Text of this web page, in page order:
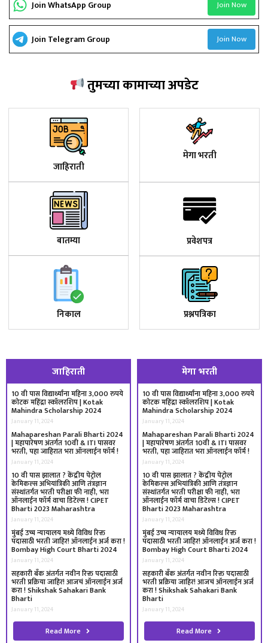
Join WhatsApp Group Join Now
Join Telegram Group Join Now
तुमच्या कामाच्या अपडेट
जाहिराती
मेगा भरती
बातम्या प्रवेशपत्र
निकाल प्रश्नपत्रिका
जाहिराती
10 वी पास विद्यार्थ्यांना महिना 3,000 रुपये
कोटक महिंद्रा स्कॉलरशिप | Kotak
Mahindra Scholarship 2024
January 11, 2024
Mahapareshan Parali Bharti 2024
| महापारेषण अंतर्गत 10वी & ITI पासवर
भरती, पहा जाहिरात भरा ऑनलाईन फॉर्म !
January 11, 2024
10 वी पास झालात ? केंद्रीय पेट्रोल
केमिकल्स अभियांत्रिकी आणि तंत्रज्ञान
संस्थांतर्गत भरती परीक्षा फी नाही, भरा
ऑनलाईन फॉर्म वाचा डिटेल्स ! CIPET
Bharti 2023 Maharashtra
January 11, 2024
मुंबई उच्च न्यायालय मध्ये विविध रिक्त
पदासाठी भरती जाहिर! ऑनलाईन अर्ज करा !
Bombay High Court Bharti 2024
January 11, 2024
सहकारी बँक अंतर्गत नवीन रिक्त पदासाठी
भरती प्रक्रिया जाहिर! आजचं ऑनलाईन अर्ज
करा ! Shikshak Sahakari Bank
Bharti
January 11, 2024
Read More
मेगा भरती
10 वी पास विद्यार्थ्यांना महिना 3,000 रुपये
कोटक महिंद्रा स्कॉलरशिप | Kotak
Mahindra Scholarship 2024
January 11, 2024
Mahapareshan Parali Bharti 2024
| महापारेषण अंतर्गत 10वी & ITI पासवर
भरती, पहा जाहिरात भरा ऑनलाईन फॉर्म !
January 11, 2024
10 वी पास झालात ? केंद्रीय पेट्रोल
केमिकल्स अभियांत्रिकी आणि तंत्रज्ञान
संस्थांतर्गत भरती परीक्षा फी नाही, भरा
ऑनलाईन फॉर्म वाचा डिटेल्स ! CIPET
Bharti 2023 Maharashtra
January 11, 2024
मुंबई उच्च न्यायालय मध्ये विविध रिक्त
पदासाठी भरती जाहिर! ऑनलाईन अर्ज करा !
Bombay High Court Bharti 2024
January 11, 2024
सहकारी बँक अंतर्गत नवीन रिक्त पदासाठी
भरती प्रक्रिया जाहिर! आजचं ऑनलाईन अर्ज
करा ! Shikshak Sahakari Bank
Bharti
January 11, 2024
Read More